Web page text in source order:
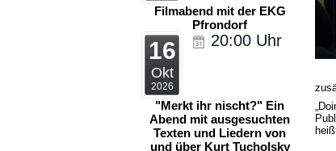
Filmabend mit der EKG
Pfrondorf
16
Okt
2026
20:00 Uhr
"Merkt ihr nischt?" Ein
Abend mit ausgesuchten
Texten und Liedern von
und über Kurt Tucholsky